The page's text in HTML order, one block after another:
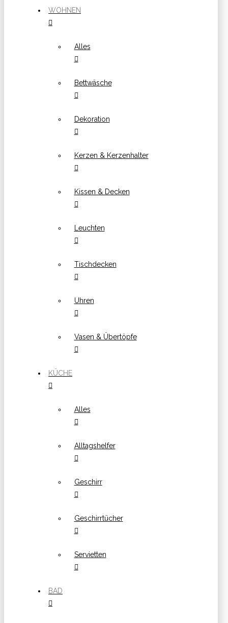
WOHNEN
Alles
Bettwäsche
Dekoration
Kerzen & Kerzenhalter
Kissen & Decken
Leuchten
Tischdecken
Uhren
Vasen & Übertöpfe
KÜCHE
Alles
Alltagshelfer
Geschirr
Geschirrtücher
Servietten
BAD